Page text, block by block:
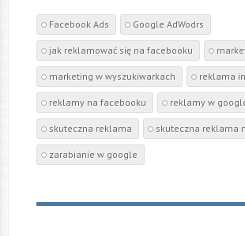
Facebook Ads Google AdWodrs
jak reklamować się na facebooku
marketing w wyszukiwarkach reklama
reklamy na facebooku reklamy w
skuteczna reklama skuteczna reklama
zarabianie w google